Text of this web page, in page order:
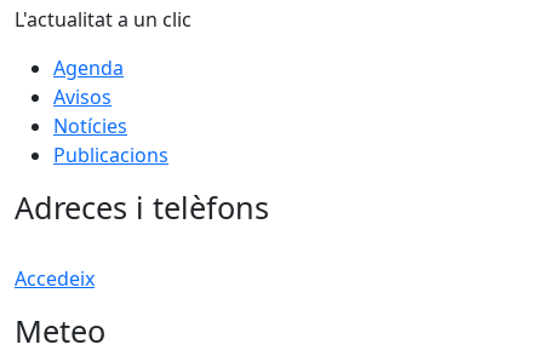
L'actualitat a un clic
Agenda
Avisos
Notícies
Publicacions
Adreces i telèfons
Accedeix
Meteo